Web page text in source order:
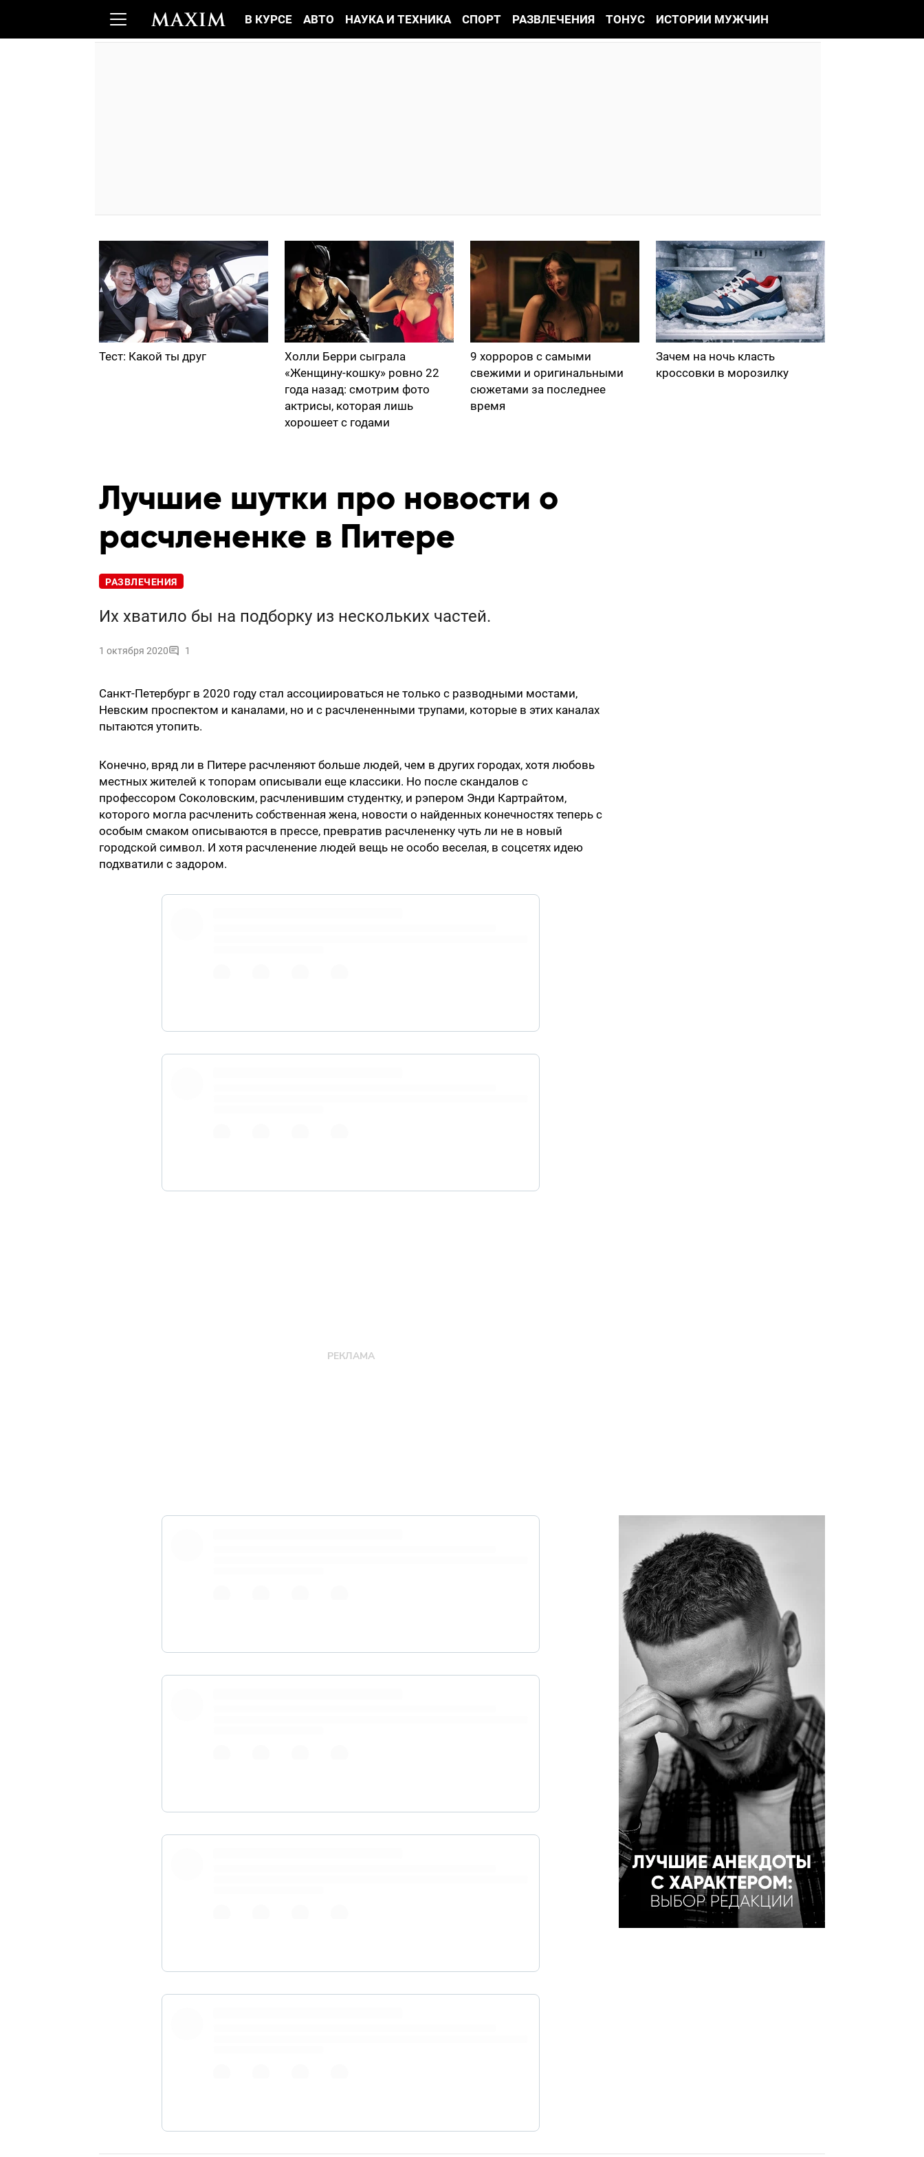
В КУРСЕ АВТО НАУКА И ТЕХНИКА СПОРТ РАЗВЛЕЧЕНИЯ ТОНУС ИСТОРИИ МУЖЧИН
Тест: Какой ты друг
Холли Берри сыграла
«Женщину-кошку» ровно 22
года назад: смотрим фото
актрисы, которая лишь
хорошеет с годами
9 хорроров с самыми
свежими и оригинальными
сюжетами за последнее
время
Зачем на ночь класть
кроссовки в морозилку
Лучшие шутки про новости о
расчлененке в Питере
РАЗВЛЕЧЕНИЯ
Их хватило бы на подборку из нескольких частей.
1 октября 2020 1
Санкт-Петербург в 2020 году стал ассоциироваться не только с разводными мостами,
Невским проспектом и каналами, но и с расчлененными трупами, которые в этих каналах
пытаются утопить.
Конечно, вряд ли в Питере расчленяют больше людей, чем в других городах, хотя любовь
местных жителей к топорам описывали еще классики. Но после скандалов с
профессором Соколовским, расчленившим студентку, и рэпером Энди Картрайтом,
которого могла расчленить собственная жена, новости о найденных конечностях теперь с
особым смаком описываются в прессе, превратив расчлененку чуть ли не в новый
городской символ. И хотя расчленение людей вещь не особо веселая, в соцсетях идею
подхватили с задором.